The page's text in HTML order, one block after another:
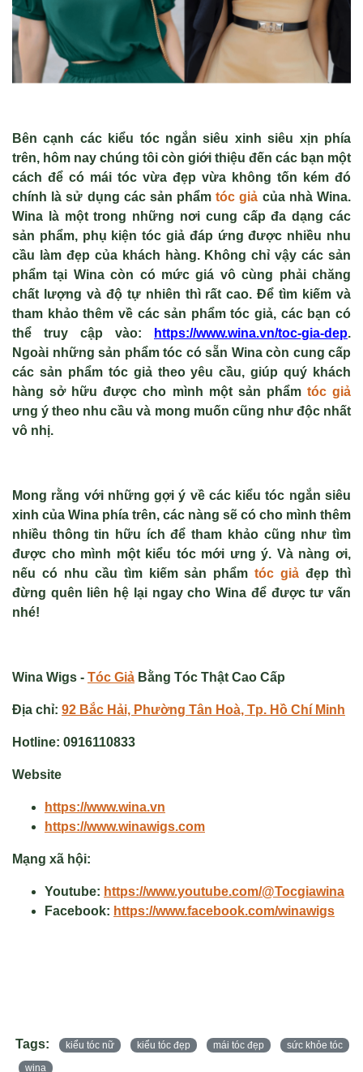
Bên cạnh các kiểu tóc ngắn siêu xinh siêu xịn phía
trên, hôm nay chúng tôi còn giới thiệu đến các bạn một
cách để có mái tóc vừa đẹp vừa không tốn kém đó
chính là sử dụng các sản phẩmtóc giả của nhà Wina.
Wina là một trong những nơi cung cấp đa dạng các
sản phẩm, phụ kiện tóc giả đáp ứng được nhiều nhu
cầu làm đẹp của khách hàng. Không chỉ vậy các sản
phẩm tại Wina còn có mức giá vô cùng phải chăng
chất lượng và độ tự nhiên thì rất cao. Để tìm kiếm và
tham khảo thêm về các sản phẩm tóc giả, các bạn có
thể truy cập vào:
https://www.wina.vn/toc-gia-dep.
Ngoài những sản phẩm tóc có sẵn Wina còn cung cấp
các sản phẩm tóc giả theo yêu cầu, giúp quý khách
hàng sở hữu được cho mình một sản phẩm tóc giả
ưng ý theo nhu cầu và mong muốn cũng như độc nhất
vô nhị.
Mong rằng với những gợi ý về các kiểu tóc ngắn siêu
xinh của Wina phía trên, các nàng sẽ có cho mình thêm
nhiều thông tin hữu ích để tham khảo cũng như tìm
được cho mình một kiểu tóc mới ưng ý. Và nàng ơi,
nếu có nhu cầu tìm kiếm sản phẩmtóc giả đẹp thì
đừng quên liên hệ lại ngay cho Wina để được tư vấn
nhé!
Wina Wigs - Tóc Giả Bằng Tóc Thật Cao Cấp
Địa chỉ: 92 Bắc Hải, Phường Tân Hoà, Tp. Hồ Chí Minh
Hotline: 0916110833
Website
https://www.wina.vn
https://www.winawigs.com
Mạng xã hội:
Youtube: https://www.youtube.com/@Tocgiawina
Facebook: https://www.facebook.com/winawigs
Tags: kiểu tóc nữ kiểu tóc đẹp mái tóc đẹp
sức khỏe tóc
wina